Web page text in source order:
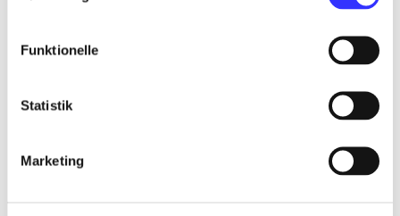
Funktionelle
Statistik
Marketing